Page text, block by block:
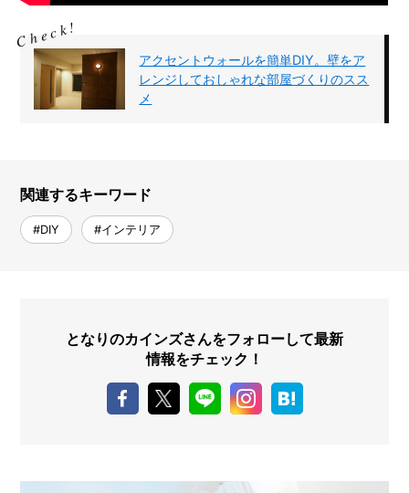
アクセントウォールを簡単DIY。壁をア
レンジしておしゃれな部屋づくりのスス
メ
関連するキーワード
#DIY #インテリア
となりのカインズさんをフォローして最新
情報をチェック！